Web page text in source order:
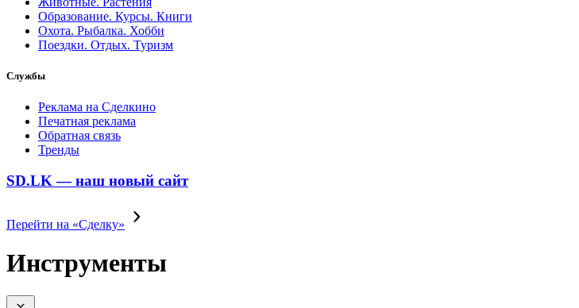
Образование. Курсы. Книги
Охота. Рыбалка. Хобби
Поездки. Отдых. Туризм
Службы
Реклама на Сделкино
Печатная реклама
Обратная связь
Тренды
SD.LK — наш новый сайт
Перейти на «Сделку»
Инструменты